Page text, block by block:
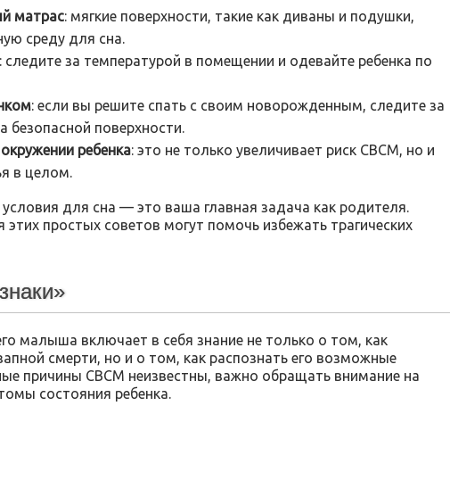
матрас: мягкие поверхности, такие как диваны и подушки,
среду для сна.
: следите за температурой в помещении и одевайте ребенка по
: если вы решите спать с своим новорожденным, следите за
безопасной поверхности.
ребенка: это не только увеличивает риск СВСМ, но и
в целом.
для сна — это ваша главная задача как родителя.
простых советов могут помочь избежать трагических
малыша включает в себя знание не только о том, как
смерти, но и о том, как распознать его возможные
причины СВСМ неизвестны, важно обращать внимание на
состояния ребенка.